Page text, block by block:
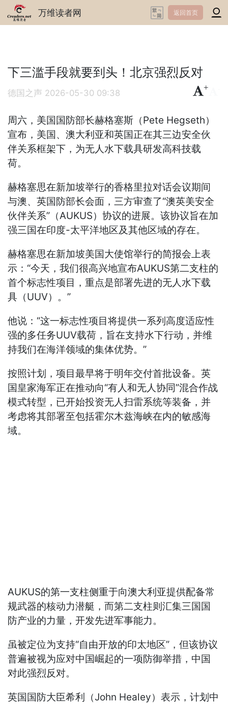
万维读者网 返回首页
下三滥手段就要到头！北京强烈反对
德国之声 2026-05-30 09:38
+
周六，美国国防部长赫格塞斯（Pete Hegseth）
宣布，美国、澳大利亚和英国正在其三边安全伙
伴关系框架下，为无人水下载具研发高科技载
荷。
赫格塞思在新加坡举行的香格里拉对话会议期间
与澳、英国防部长会面，三方审查了“澳英美安全
伙伴关系”（AUKUS）协议的进展。该协议旨在加
强三国在印度-太平洋地区及其他区域的存在。
赫格塞思在新加坡美国大使馆举行的简报会上表
示：“今天，我们很高兴地宣布AUKUS第二支柱的
首个标志性项目，重点是部署先进的无人水下载
具（UUV）。”
他说：“这一标志性项目将提供一系列高度适应性
强的多任务UUV载荷，旨在支持水下行动，并维
持我们在海洋领域的集体优势。”
按照计划，项目最早将于明年交付首批设备。英
国皇家海军正在推动向“有人和无人协同”混合作战
模式转型，已开始投资无人扫雷系统等装备，并
考虑将其部署至包括霍尔木兹海峡在内的敏感海
域。
AUKUS的第一支柱侧重于向澳大利亚提供配备常
规武器的核动力潜艇，而第二支柱则汇集三国国
防产业的力量，开发先进军事能力。
虽被定位为支持“自由开放的印太地区”，但该协议
普遍被视为应对中国崛起的一项防御举措，中国
对此强烈反对。
英国国防大臣希利（John Healey）表示，计划中